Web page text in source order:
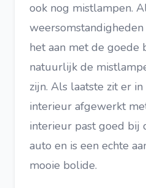
ook nog mistlampen.
het aan met de goede
natuurlijk de
zijn. Als laatste zit er
interieur afgewerkt
interieur past goed bij
auto en is een echte
mooie bolide.